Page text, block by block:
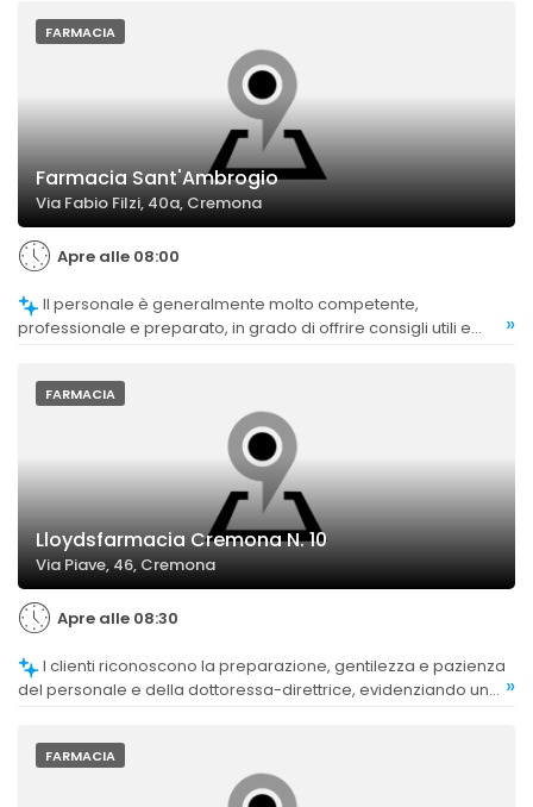
FARMACIA
Farmacia Sant'Ambrogio
Via Fabio Filzi, 40a, Cremona
Apre alle 08:00
professionale e preparato, in grado di offrire consigli utili e
»
FARMACIA
Lloydsfarmacia Cremona N. 10
Via Piave, 46, Cremona
Apre alle 08:30
del personale e della dottoressa-direttrice, evidenziando un
»
FARMACIA